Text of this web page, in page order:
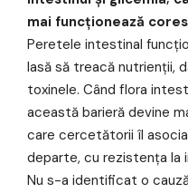
mai funcționează
Peretele intestinal
lasă să treacă nutrienții,
toxinele. Când flora
această barieră devine
care cercetătorii îl
departe, cu rezistența la
Nu s-a identificat o